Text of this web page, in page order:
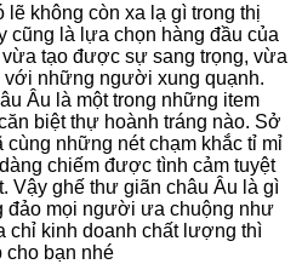
lẽ không còn xa lạ gì trong thị
cũng là lựa chọn hàng đầu của
tạo được sự sang trọng, vừa
những người xung quạnh.
Âu là một trong những item
biệt thự hoành tráng nào. Sở
những nét chạm khắc tỉ mỉ
chiếm được tình cảm tuyệt
Vậy ghế thư giãn châu Âu là gì
đảo mọi người ưa chuộng như
chỉ kinh doanh chất lượng thì
cho bạn nhé